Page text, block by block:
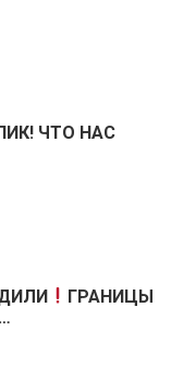
ЧТО НАС
ГРАНИЦЫ